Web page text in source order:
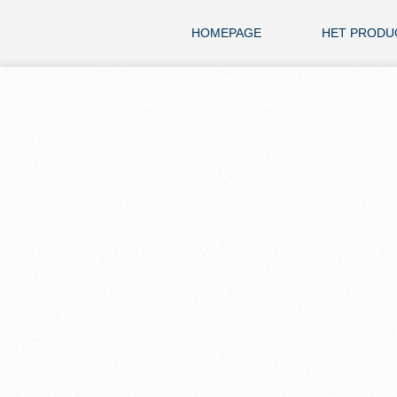
HOMEPAGE HET